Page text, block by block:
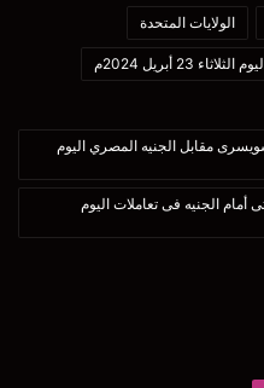
الولايات المتحدة
أبريل 2024م
مقابل الجنيه المصري اليوم
الجنيه فى تعاملات اليوم